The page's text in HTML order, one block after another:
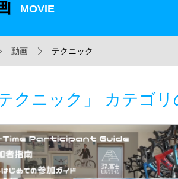
MOVIE
動画 テクニック
テクニック」 カテゴ